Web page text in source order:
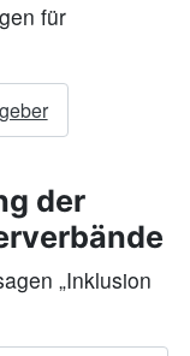
für
der
„Inklusion